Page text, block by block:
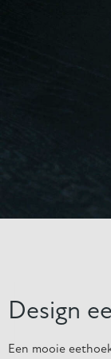
Design
Een mooie